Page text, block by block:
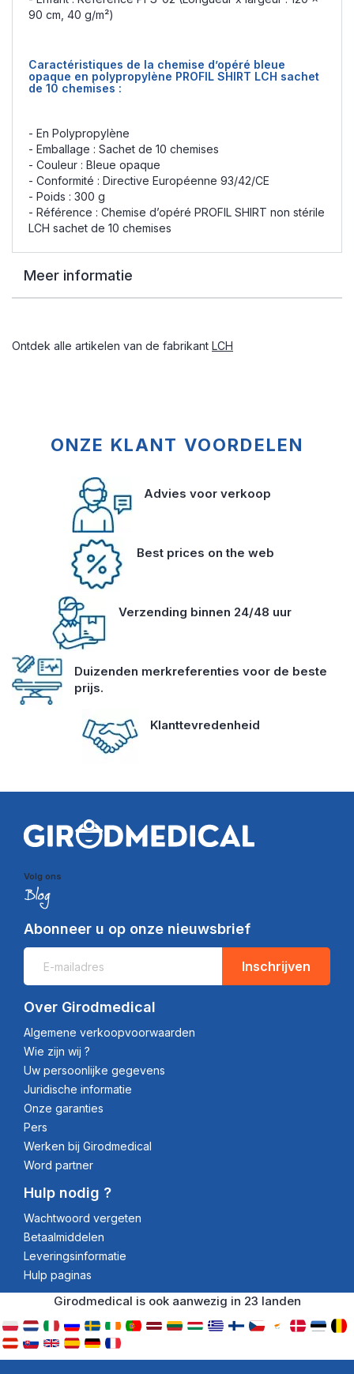
90 cm, 40 g/m²)
Caractéristiques de la chemise d’opéré bleue
opaque en polypropylène PROFIL SHIRT LCH sachet
de 10 chemises :
- En Polypropylène
- Emballage : Sachet de 10 chemises
- Couleur : Bleue opaque
- Conformité : Directive Européenne 93/42/CE
- Poids : 300 g
- Référence : Chemise d’opéré PROFIL SHIRT non stérile
LCH sachet de 10 chemises
Meer informatie
Ontdek alle artikelen van de fabrikant LCH
ONZE KLANT VOORDELEN
Advies voor verkoop
Best prices on the web
Verzending binnen 24/48 uur
Duizenden merkreferenties voor de beste
prijs.
Klanttevredenheid
Volg ons
Abonneer u op onze nieuwsbrief
Inschrijven
Over Girodmedical
Algemene verkoopvoorwaarden
Wie zijn wij ?
Uw persoonlijke gegevens
Juridische informatie
Onze garanties
Pers
Werken bij Girodmedical
Word partner
Hulp nodig ?
Wachtwoord vergeten
Betaalmiddelen
Leveringsinformatie
Hulp paginas
Girodmedical is ook aanwezig in 23 landen